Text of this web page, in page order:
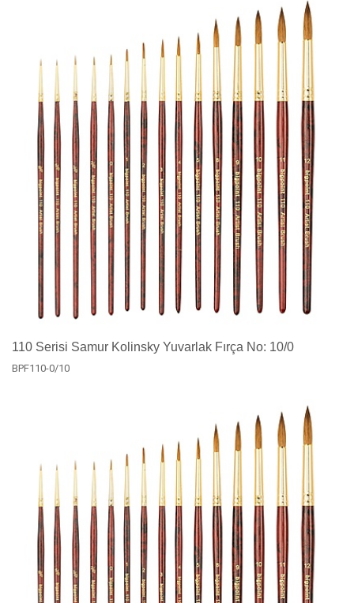
110 Serisi Samur Kolinsky Yuvarlak Fırça No: 10/0
BPF110-0/10